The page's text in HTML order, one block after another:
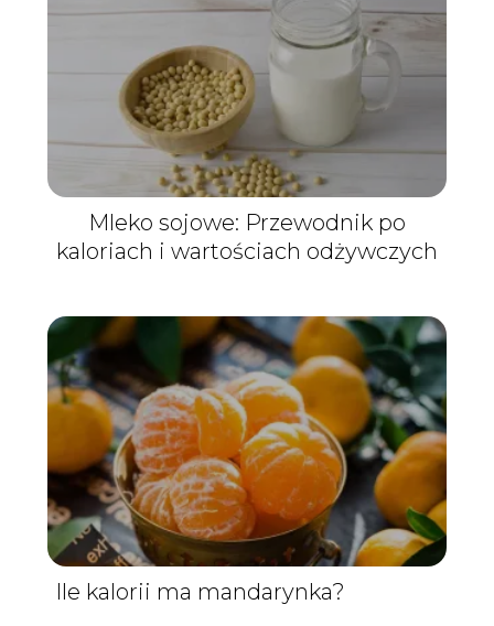
Mleko sojowe: Przewodnik po
kaloriach i wartościach odżywczych
Ile kalorii ma mandarynka?